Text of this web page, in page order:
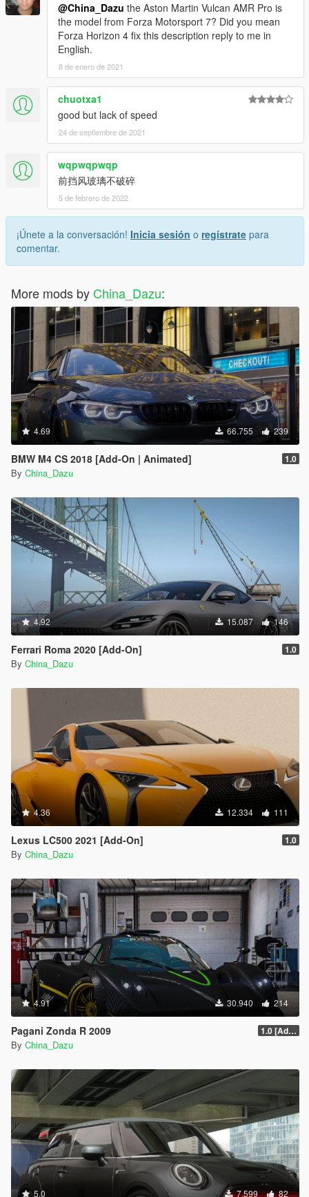
@China_Dazu the Aston Martin Vulcan AMR Pro is
the model from Forza Motorsport 7? Did you mean
Forza Horizon 4 fix this description reply to me in
English.
8 de enero de 2021
chuotxa1
good but lack of speed
24 de septiembre de 2021
wqpwqpwqp
前挡风玻璃不破碎
5 de febrero de 2022
¡Únete a la conversación! Inicia sesión o regístrate para
comentar.
More mods by China_Dazu:
4.69 66.755 239
BMW M4 CS 2018 [Add-On | Animated] 1.0
By China_Dazu
4.92 15.087 146
Ferrari Roma 2020 [Add-On] 1.0
By China_Dazu
4.36 12.334 111
Lexus LC500 2021 [Add-On] 1.0
By China_Dazu
4.91 30.940 214
Pagani Zonda R 2009 1.0 [Add-On / Replace]
By China_Dazu
5.0 7.599 82